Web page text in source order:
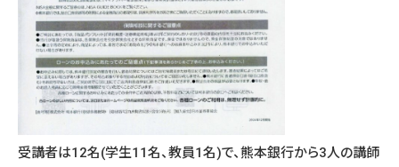
受講者は12名(学生11名、教員1名)で、熊本銀行から3人の講師